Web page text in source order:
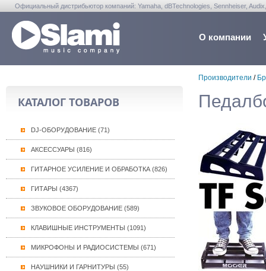
Официальный дистрибьютор компаний: Yamaha, dBTechnologies, Sennheiser,
О компании
КАТАЛОГ ТОВАРОВ
DJ-ОБОРУДОВАНИЕ (71)
АКСЕССУАРЫ (816)
ГИТАРНОЕ УСИЛЕНИЕ И ОБРАБОТКА (826)
ГИТАРЫ (4367)
ЗВУКОВОЕ ОБОРУДОВАНИЕ (589)
КЛАВИШНЫЕ ИНСТРУМЕНТЫ (1091)
МИКРОФОНЫ И РАДИОСИСТЕМЫ (671)
НАУШНИКИ И ГАРНИТУРЫ (55)
Производители /